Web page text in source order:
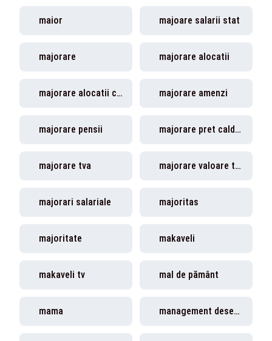
maior majoare salarii stat
majorare majorare alocatii
majorare alocatii copii majorare amenzi
majorare pensii majorare pret caldura
majorare tva majorare valoare tichete
majorari salariale majoritas
majoritate makaveli
makaveli tv mal de pământ
mama management deseuri